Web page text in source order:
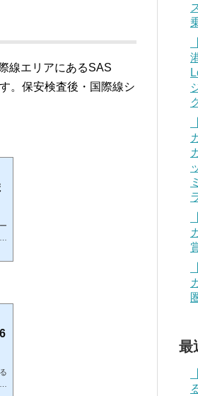
線エリアにあるSAS
。保安検査後・国際線シ
最